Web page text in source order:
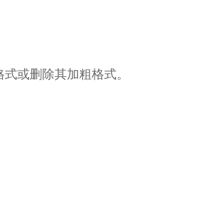
或删除其加粗格式。